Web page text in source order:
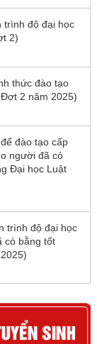
trình độ đại học
2)
thức đào tạo
2 năm 2025)
đào tạo cấp
người đã có
Đại học Luật
trình độ đại học
có bằng tốt